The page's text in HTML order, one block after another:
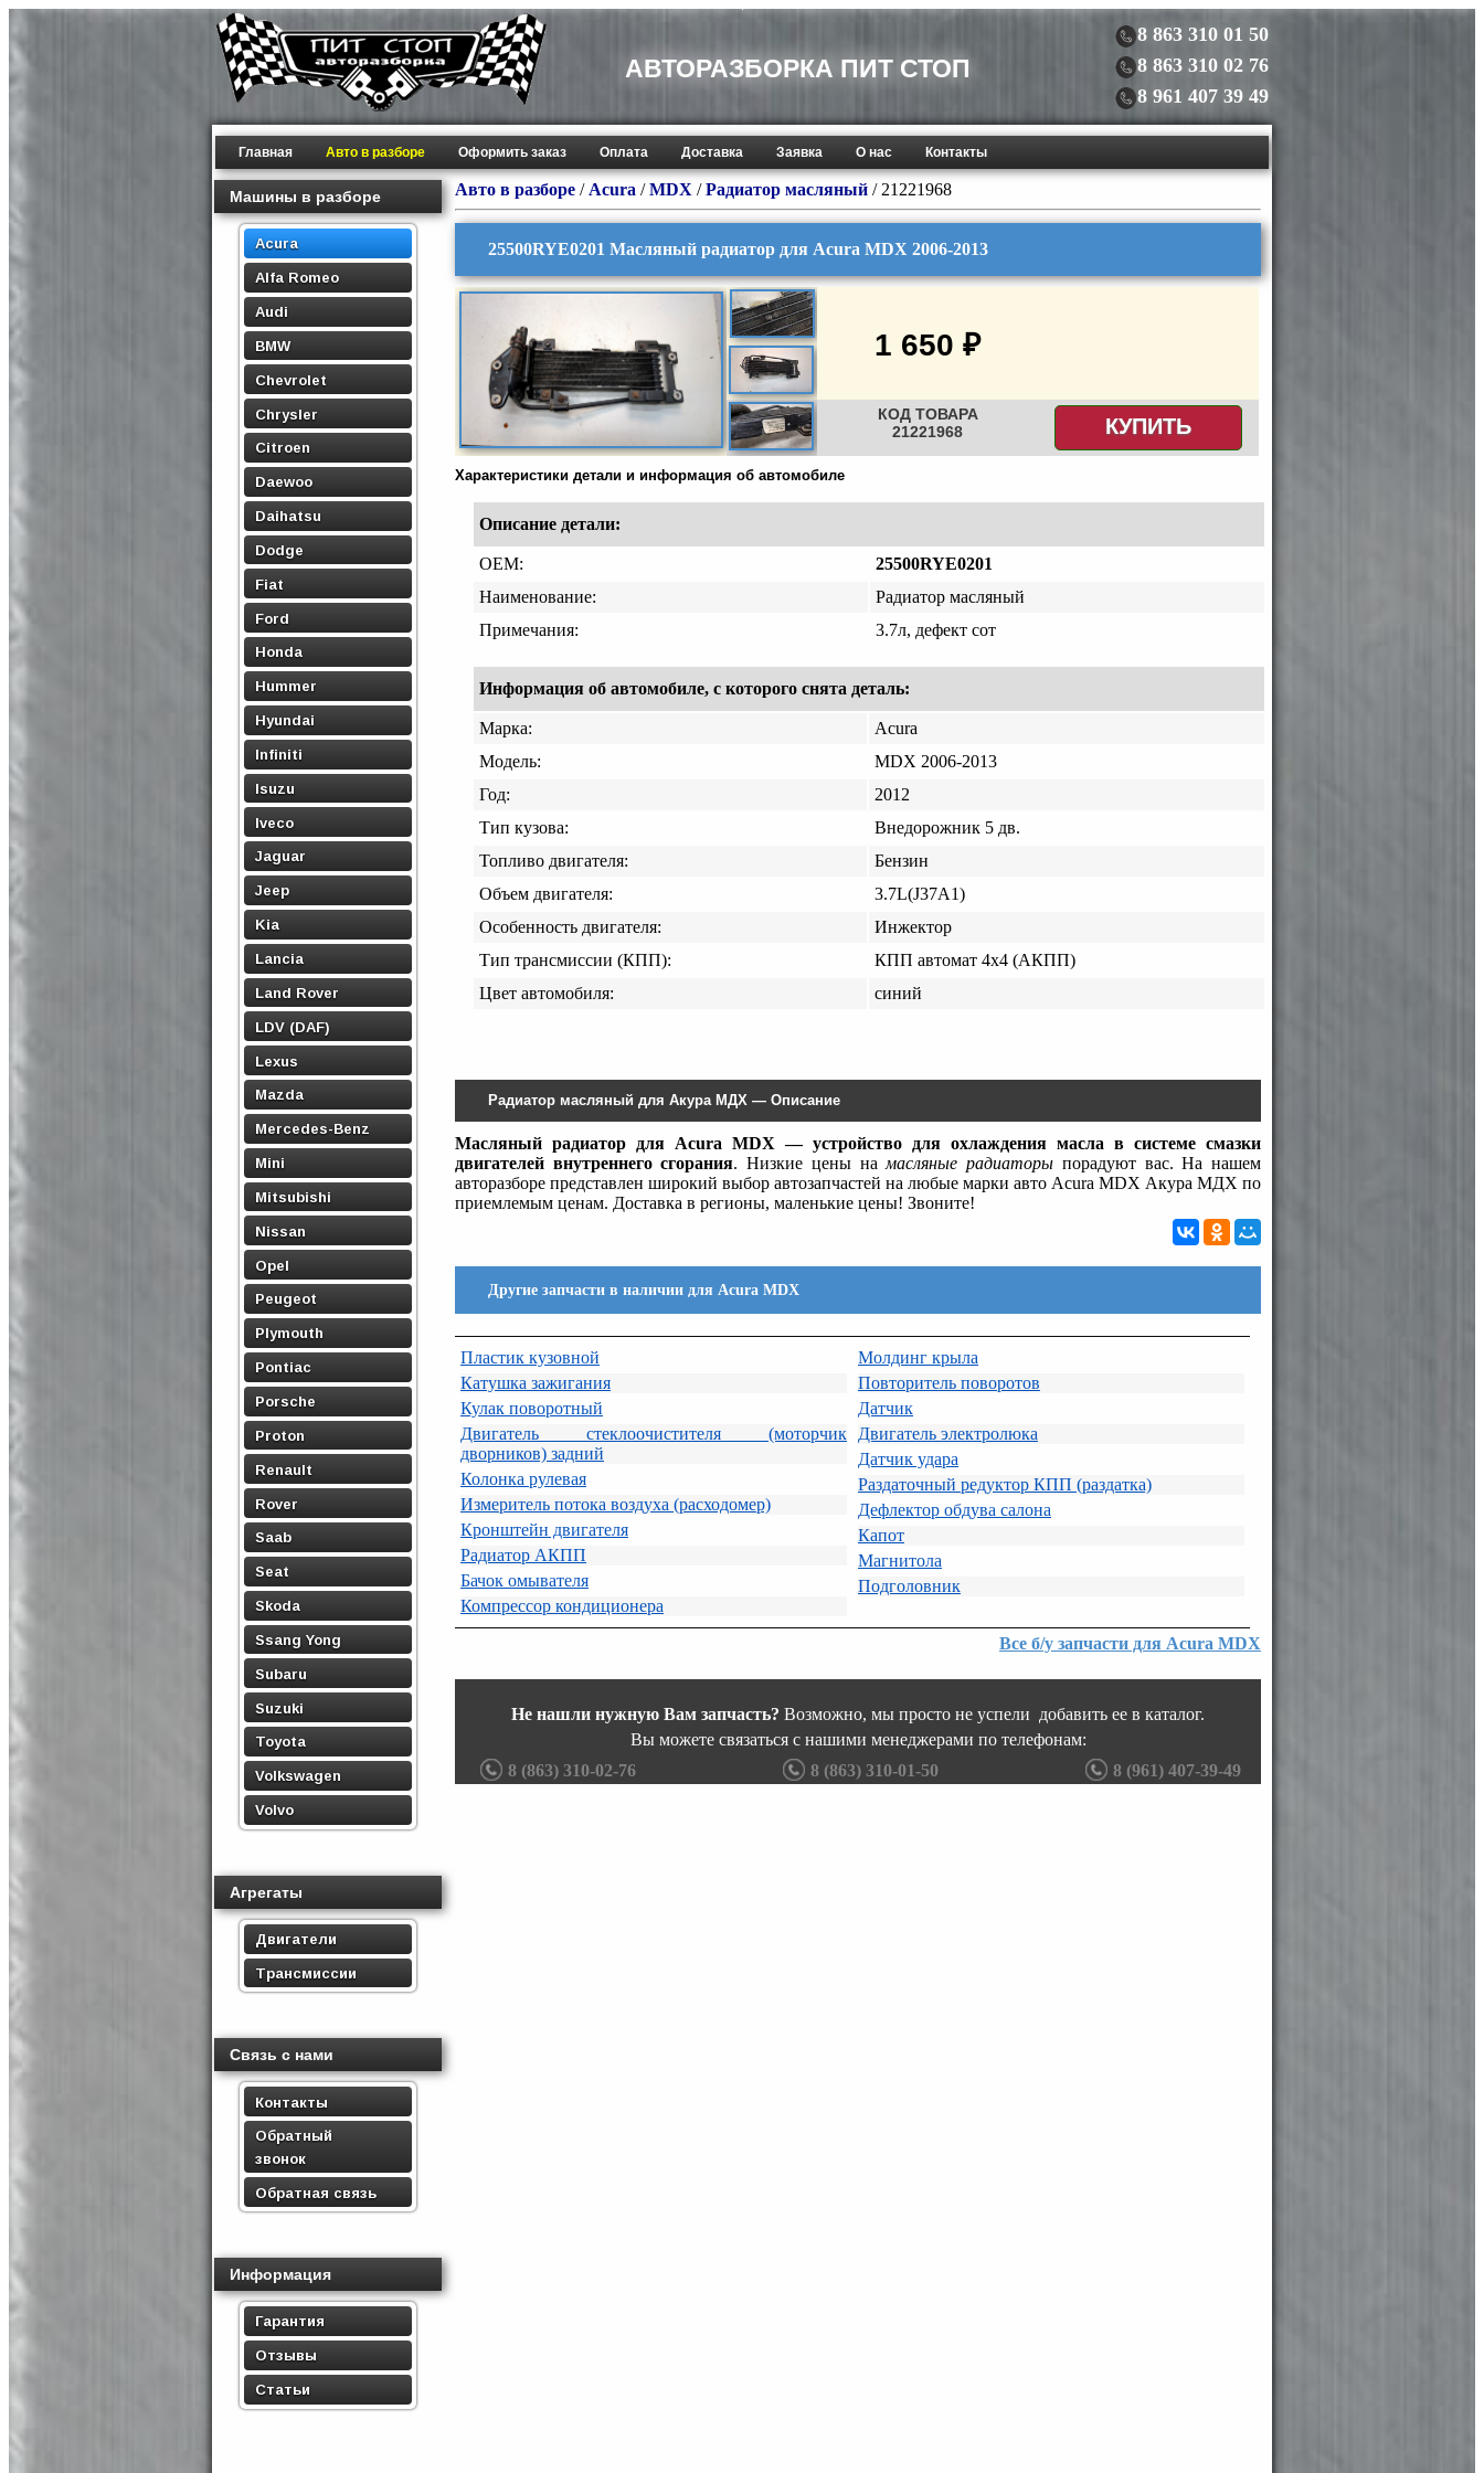
АВТОРАЗБОРКА ПИТ СТОП
8 863 310 01 50
8 863 310 02 76
8 961 407 39 49
Главная Авто в разборе Оформить заказ Оплата Доставка Заявка О нас Контакты
Машины в разборе
Acura
Alfa Romeo
Audi
BMW
Chevrolet
Chrysler
Citroen
Daewoo
Daihatsu
Dodge
Fiat
Ford
Honda
Hummer
Hyundai
Infiniti
Isuzu
Iveco
Jaguar
Jeep
Kia
Lancia
Land Rover
LDV (DAF)
Lexus
Mazda
Mercedes-Benz
Mini
Mitsubishi
Nissan
Opel
Peugeot
Plymouth
Pontiac
Porsche
Proton
Renault
Rover
Saab
Seat
Skoda
Ssang Yong
Subaru
Suzuki
Toyota
Volkswagen
Volvo
Агрегаты
Двигатели
Трансмиссии
Связь с нами
Контакты
Обратный
звонок
Обратная связь
Информация
Гарантия
Отзывы
Статьи
Авто в разборе / Acura /MDX /Радиатор масляный / 21221968
25500RYE0201 Масляный радиатор для Acura MDX 2006-2013
1 650 ₽
КОД ТОВАРА
21221968
КУПИТЬ
Характеристики детали и информация об автомобиле
Описание детали:
OEM:
25500RYE0201
Наименование:
Радиатор масляный
Примечания:
3.7л, дефект сот
Информация об автомобиле, с которого снята деталь:
Марка:
Acura
Модель:
MDX 2006-2013
Год:
2012
Тип кузова:
Внедорожник 5 дв.
Топливо двигателя:
Бензин
Объем двигателя:
3.7L(J37A1)
Особенность двигателя:
Инжектор
Тип трансмиссии (КПП):
КПП автомат 4х4 (АКПП)
Цвет автомобиля:
синий
Радиатор масляный для Акура МДХ — Описание
Масляный радиатор для Acura MDX — устройство для охлаждения масла в системе смазки
двигателей внутреннего сгорания. Низкие цены на масляные радиаторы порадуют вас. На нашем
авторазборе представлен широкий выбор автозапчастей на любые марки авто Acura MDX Акура МДХ по
приемлемым ценам. Доставка в регионы, маленькие цены! Звоните!
Другие запчасти в наличии для Acura MDX
Пластик кузовной
Катушка зажигания
Кулак поворотный
Двигатель стеклоочистителя (моторчик
дворников) задний
Колонка рулевая
Измеритель потока воздуха (расходомер)
Кронштейн двигателя
Радиатор АКПП
Бачок омывателя
Компрессор кондиционера
Молдинг крыла
Повторитель поворотов
Датчик
Двигатель электролюка
Датчик удара
Раздаточный редуктор КПП (раздатка)
Дефлектор обдува салона
Капот
Магнитола
Подголовник
Все б/у запчасти для Acura MDX
Не нашли нужную Вам запчасть? Возможно, мы просто не успели добавить ее в каталог.
Вы можете связаться с нашими менеджерами по телефонам:
8 (863) 310-02-76
8 (863) 310-01-50 8 (961) 407-39-49